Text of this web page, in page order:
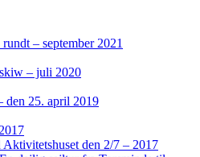
– september 2021
– juli 2020
den 25. april 2019
Aktivitetshuset den 2/7 – 2017